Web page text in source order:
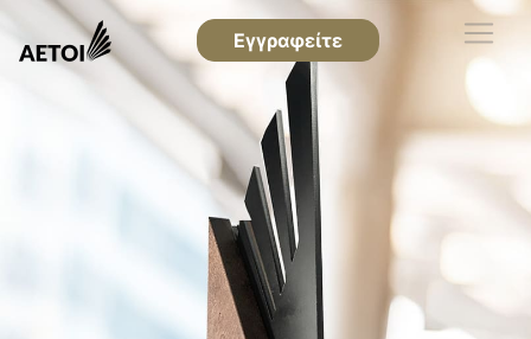
Εγγραφείτε